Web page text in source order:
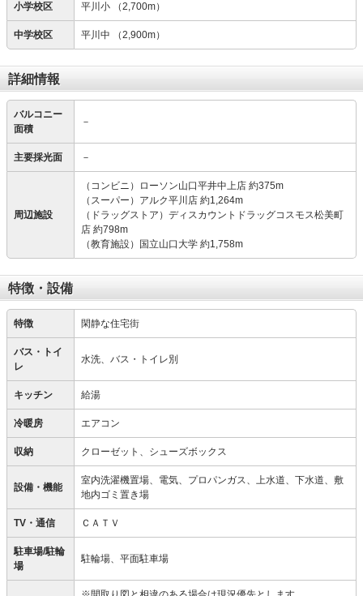
小学校区 平川小 （2,700m）
中学校区 平川中 （2,900m）
詳細情報
バルコニー
面積
－
主要採光面 －
周辺施設
（コンビニ）ローソン山口平井中上店 約375m
（スーパー）アルク平川店 約1,264m
（ドラッグストア）ディスカウントドラッグコスモス松美町
店 約798m
（教育施設）国立山口大学 約1,758m
特徴・設備
特徴 閑静な住宅街
バス・トイ
レ
水洗、バス・トイレ別
キッチン 給湯
冷暖房 エアコン
収納 クローゼット、シューズボックス
設備・機能
室内洗濯機置場、電気、プロパンガス、上水道、下水道、敷
地内ゴミ置き場
TV・通信 ＣＡＴＶ
駐車場/駐輪
場
駐輪場、平面駐車場